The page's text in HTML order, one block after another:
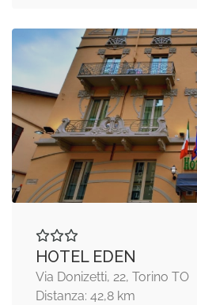
HOTEL EDEN
Via Donizetti, 22, Torino TO
Distanza: 42,8 km